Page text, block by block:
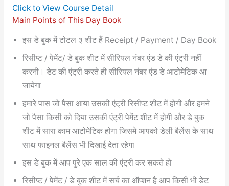
Click to View Course Detail
Main Points of This Day Book
इस डे बुक में टोटल ३ शीट हैं Receipt / Payment / Day Book
रिसीप्ट / पेमेंट/ डे बुक शीट में सीरियल नंबर एंड डे की एंट्री नहीं
करनी। डेट की एंट्री करते ही सीरियल नंबर एंड डे आटोमेटिक आ
जायेगा
हमारे पास जो पैसा आया उसकी एंट्री रिसीप्ट शीट में होगी और हमने
जो पैसा किसी को दिया उसकी एंट्री पेमेंट शीट में होगी और डे बुक
शीट में सारा काम आटोमेटिक होगा जिसमे आपको डेली बैलेंस के साथ
साथ फाइनल बैलेंस भी दिखाई देता रहेगा
इस डे बुक में आप पुरे एक साल की एंट्री कर सकते हो
रिसीप्ट / पेमेंट / डे बुक शीट में सर्च का ऑप्शन है आप किसी भी डेट